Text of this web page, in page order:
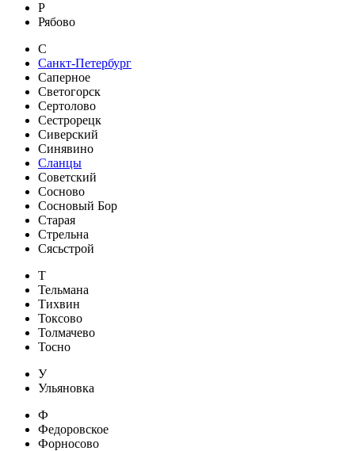
Р
Рябово
С
Санкт-Петербург
Саперное
Светогорск
Сертолово
Сестрорецк
Сиверский
Синявино
Сланцы
Советский
Сосново
Сосновый Бор
Старая
Стрельна
Сясьстрой
Т
Тельмана
Тихвин
Токсово
Толмачево
Тосно
У
Ульяновка
Ф
Федоровское
Форносово